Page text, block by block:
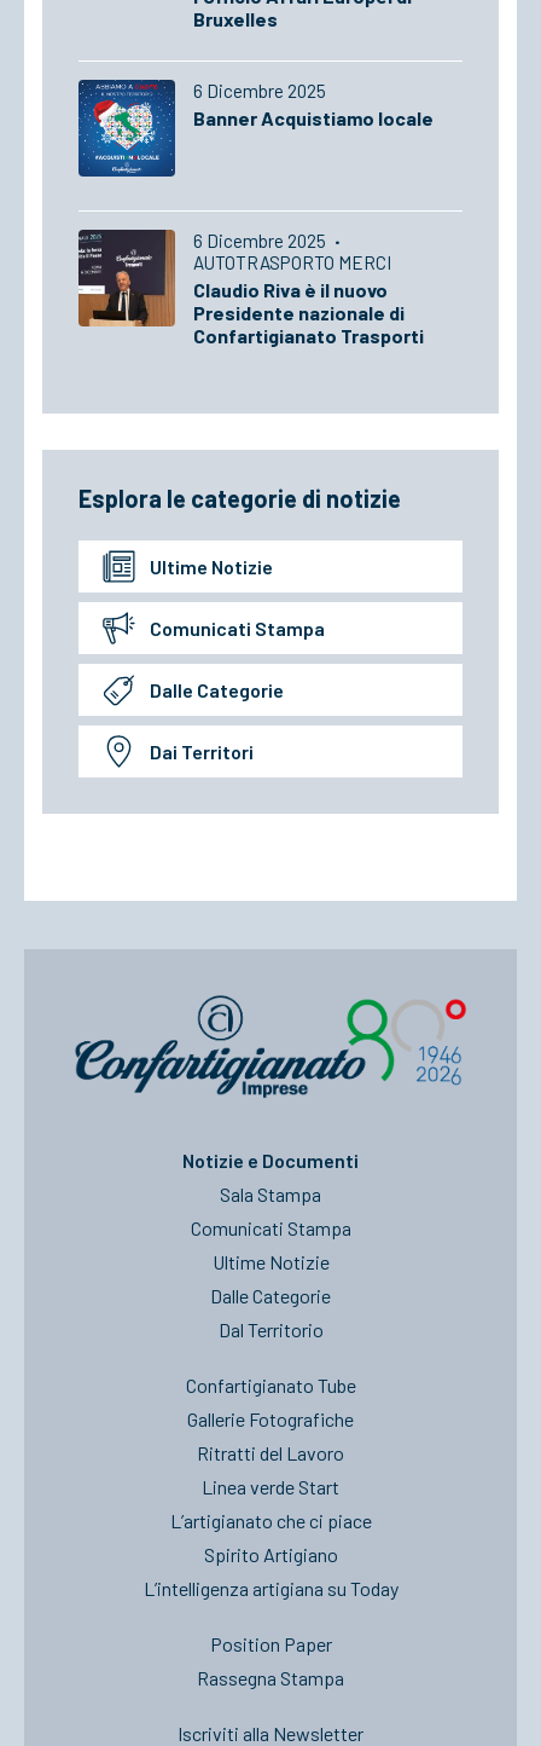
Bruxelles
6 Dicembre 2025
Banner Acquistiamo locale
6 Dicembre 2025 ·
AUTOTRASPORTO MERCI
Claudio Riva è il nuovo
Presidente nazionale di
Confartigianato Trasporti
Esplora le categorie di notizie
Ultime Notizie
Comunicati Stampa
Dalle Categorie
Dai Territori
Notizie e Documenti
Sala Stampa
Comunicati Stampa
Ultime Notizie
Dalle Categorie
Dal Territorio
Confartigianato Tube
Gallerie Fotografiche
Ritratti del Lavoro
Linea verde Start
L’artigianato che ci piace
Spirito Artigiano
L’intelligenza artigiana su Today
Position Paper
Rassegna Stampa
Iscriviti alla Newsletter